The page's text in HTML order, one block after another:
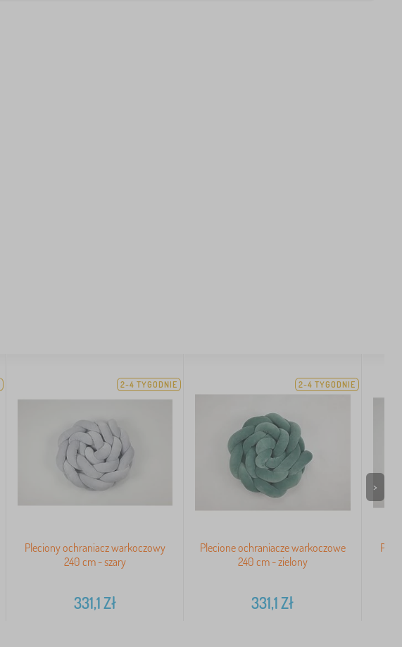
2-4 TYGODNIE
Pleciony ochraniacz warkoczowy
240 cm - szary
331,1Zł
2-4 TYGODNIE
Plecione ochraniacze warkoczowe
240 cm - zielony
331,1Zł
>